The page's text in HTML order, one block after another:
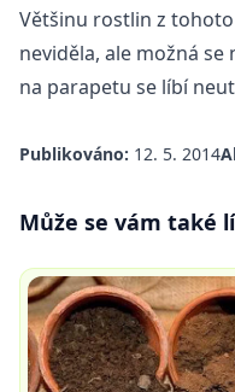
Většinu rostlin z
neviděla, ale možná
na parapetu se líbí
Publikováno: 12. 5. 2014
Může se vám také